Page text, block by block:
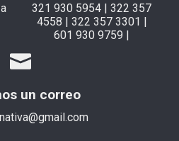
321 930 5954 | 322 357
4558 | 322 357 3301 |
601 930 9759 |
un correo